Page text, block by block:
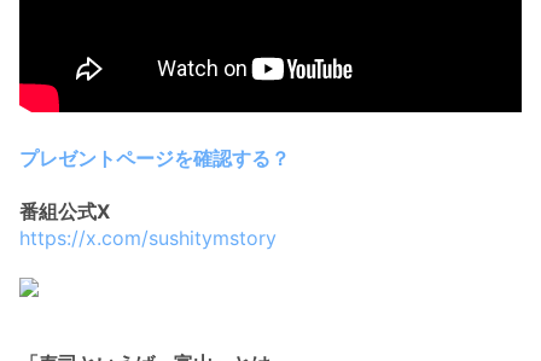
プレゼントページを確認する？
番組公式X
https://x.com/sushitymstory